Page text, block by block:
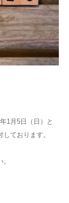
1月5日（日）と
ております。